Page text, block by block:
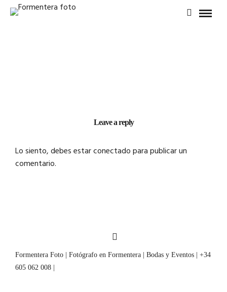
Leave a reply
Lo siento, debes estarconectadopara publicar un
comentario.
Formentera Foto | Fotógrafo en Formentera | Bodas y Eventos | +34
605 062 008 |